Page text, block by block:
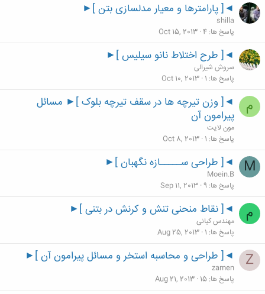
◄[ پارامترها و معیار مدلسازی بتن ]►
shilla
پاسخ ها 4
Oct 15, 2013
◄[ طرح اختلاط نانو سیلیس ]►
سروش شیرالی
پاسخ ها 1
Oct 10, 2013
م
◄[ وزن تیرچه ها در سقف تیرچه بلوک ]► مسائل
پيرامون آن
مون لایت
پاسخ ها 1
Oct 8, 2013
M ◄[ طراحی ســـــازه نگهبان ]►
Moein.B
پاسخ ها 9
Sep 11, 2013
م ◄[ نقاط منحنی تنش و کرنش در بتنی ]►
مهندس کیانی
پاسخ ها 1
Aug 25, 2013
Z ◄[ طراحی و محاسبه استخر و مسائل پيرامون آن ]►
zamen
پاسخ ها 15
Aug 21, 2013